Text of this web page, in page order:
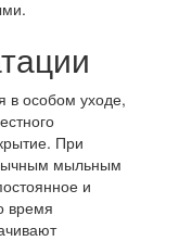
в особом уходе,
При
мыльным
и
время